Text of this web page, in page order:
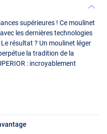
supérieures ! Ce moulinet
les dernières technologies
résultat ? Un moulinet léger
la tradition de la
: incroyablement